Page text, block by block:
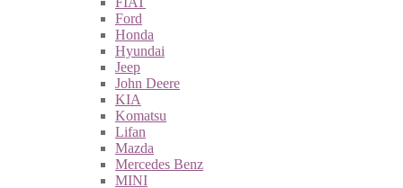
Ford
Honda
Hyundai
Jeep
John Deere
KIA
Komatsu
Lifan
Mazda
Mercedes Benz
MINI